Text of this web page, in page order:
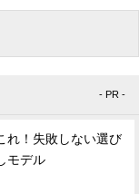
- PR -
れ！失敗しない選び
モデル